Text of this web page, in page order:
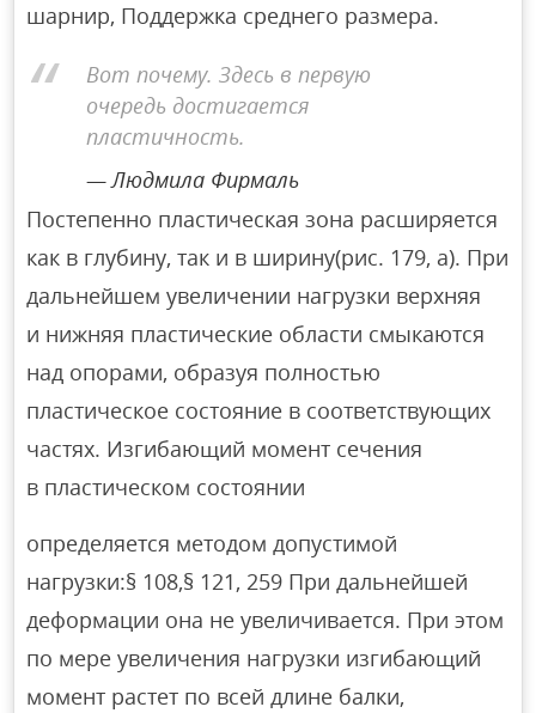
шарнир, Поддержка среднего размера.
Вот почему. Здесь в первую
очередь достигается
пластичность.
Людмила Фирмаль
Постепенно пластическая зона расширяется
как в глубину, так и в ширину(рис. 179, а). При
дальнейшем увеличении нагрузки верхняя
и нижняя пластические области смыкаются
над опорами, образуя полностью
пластическое состояние в соответствующих
частях. Изгибающий момент сечения
в пластическом состоянии
определяется методом допустимой
нагрузки:§ 108,§ 121, 259 При дальнейшей
деформации она не увеличивается. При этом
по мере увеличения нагрузки изгибающий
момент растет по всей длине балки,